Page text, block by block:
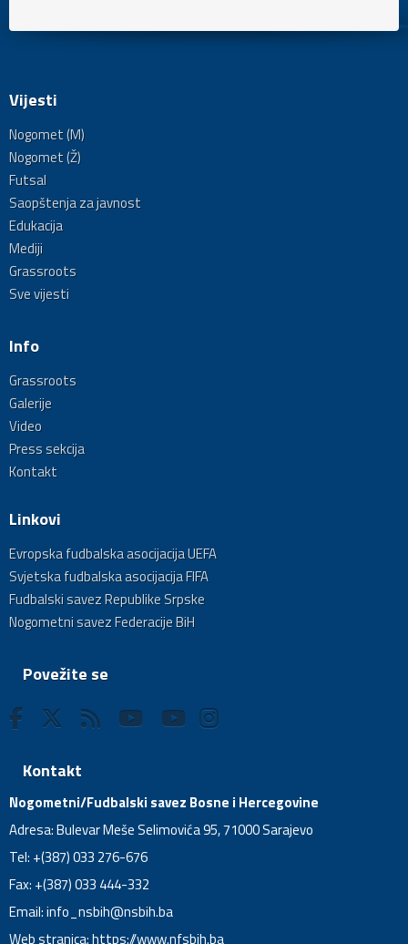
Vijesti
Nogomet (M)
Nogomet (Ž)
Futsal
Saopštenja za javnost
Edukacija
Mediji
Grassroots
Sve vijesti
Info
Grassroots
Galerije
Video
Press sekcija
Kontakt
Linkovi
Evropska fudbalska asocijacija UEFA
Svjetska fudbalska asocijacija FIFA
Fudbalski savez Republike Srpske
Nogometni savez Federacije BiH
Povežite se
Kontakt
Nogometni/Fudbalski savez Bosne i Hercegovine
Adresa: Bulevar Meše Selimovića 95, 71000 Sarajevo
Tel: +(387) 033 276-676
Fax: +(387) 033 444-332
Email:info_nsbih@nsbih.ba
Web stranica: https://www.nfsbih.ba